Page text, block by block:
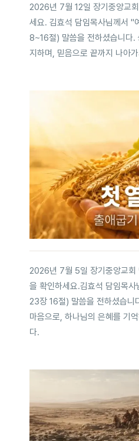
2026년 7월 12일 장기중앙교
세요. 김효석 담임목사님께서 "
8~16절) 말씀을 전하셨습니다.
지하며, 믿음으로 끝까지 나아
2026년 7월 5일 장기중앙교회
을 확인하세요.김효석 담임목사
23장 16절) 말씀을 전하셨습니
마음으로, 하나님의 은혜를 기
다.